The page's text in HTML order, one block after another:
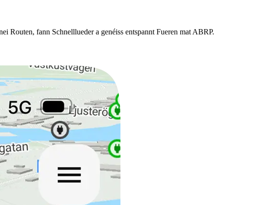
fann Schnelllueder a genéiss entspannt Fueren mat ABRP.